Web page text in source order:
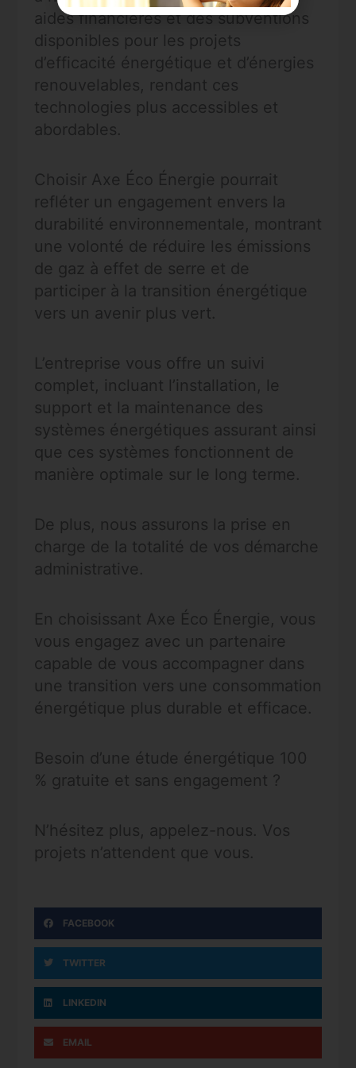
aides financières et des subventions
disponibles pour les projets
d’efficacité énergétique et d’énergies
renouvelables, rendant ces
technologies plus accessibles et
abordables.
Choisir Axe Éco Énergie pourrait
refléter un engagement envers la
durabilité environnementale, montrant
une volonté de réduire les émissions
de gaz à effet de serre et de
participer à la transition énergétique
vers un avenir plus vert.
L’entreprise vous offre un suivi
complet, incluant l’installation, le
support et la maintenance des
systèmes énergétiques assurant ainsi
que ces systèmes fonctionnent de
manière optimale sur le long terme.
De plus, nous assurons la prise en
charge de la totalité de vos démarche
administrative.
En choisissant Axe Éco Énergie, vous
vous engagez avec un partenaire
capable de vous accompagner dans
une transition vers une consommation
énergétique plus durable et efficace.
Besoin d’une étude énergétique 100
% gratuite et sans engagement ?
N’hésitez plus, appelez-nous. Vos
projets n’attendent que vous.
FACEBOOK
TWITTER
LINKEDIN
EMAIL